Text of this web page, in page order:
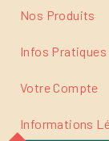
Nos Produits
Infos Pratiques
Votre Compte
Informations